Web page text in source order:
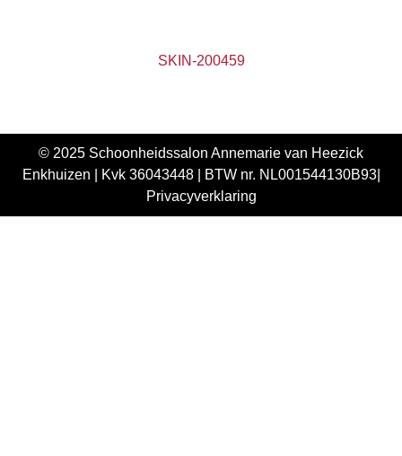
SKIN-200459
© 2025 Schoonheidssalon Annemarie van Heezick
Enkhuizen |
Kvk 36043448 |
BTW nr. NL001544130B93|
Privacyverklaring